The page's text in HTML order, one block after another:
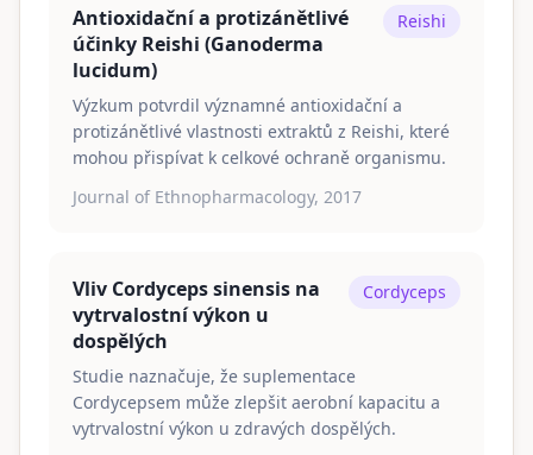
Antioxidační a protizánětlivé
účinky Reishi (Ganoderma
lucidum)
Reishi
Výzkum potvrdil významné antioxidační a
protizánětlivé vlastnosti extraktů z Reishi, které
mohou přispívat k celkové ochraně organismu.
Journal of Ethnopharmacology, 2017
Vliv Cordyceps sinensis na
vytrvalostní výkon u
dospělých
Cordyceps
Studie naznačuje, že suplementace
Cordycepsem může zlepšit aerobní kapacitu a
vytrvalostní výkon u zdravých dospělých.